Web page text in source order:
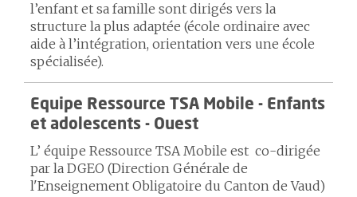
l’enfant et sa famille sont dirigés vers la
structure la plus adaptée (école ordinaire avec
aide à l’intégration, orientation vers une école
spécialisée).
Equipe Ressource TSA Mobile - Enfants
et adolescents - Ouest
L’ équipe Ressource TSA Mobile est co-dirigée
par la DGEO (Direction Générale de
l'Enseignement Obligatoire du Canton de Vaud)